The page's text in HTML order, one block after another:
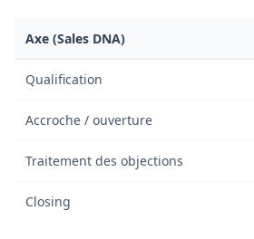
Axe (Sales DNA)
Qualification
Accroche / ouverture
Traitement des objections
Closing